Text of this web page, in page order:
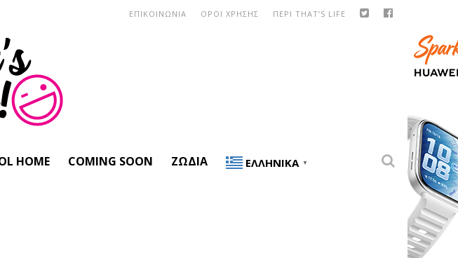
ΠΕΡΙ THAT’S LIFE
ΟΡΟΙ ΧΡΗΣΗΣ
ΕΠΙΚΟΙΝΩΝΙΑ
HOME COMING SOON ΖΏΔΙΑ ΕΛΛΗΝΙΚΆ ▼